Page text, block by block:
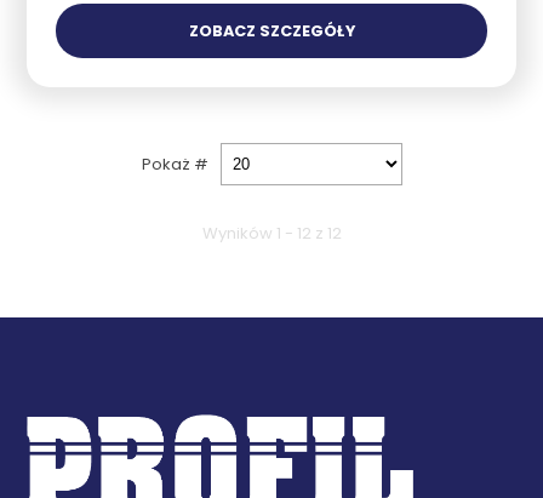
ZOBACZ SZCZEGÓŁY
Pokaż #
Wyników 1 - 12 z 12